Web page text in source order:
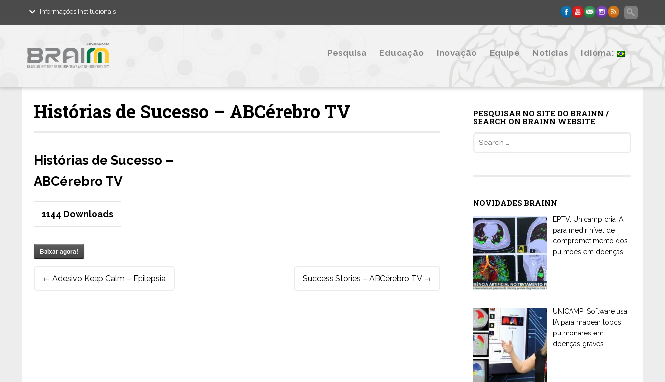
Informações Institucionais
Pesquisa Educação Inovação Equipe Notícias Idioma:
Histórias de Sucesso – ABCérebro TV
Histórias de Sucesso –
ABCérebro TV
1144 Downloads
Baixar agora!
Post
navigation
← Adesivo Keep Calm – Epilepsia Success Stories – ABCérebro TV →
PESQUISAR NO SITE DO BRAINN /
SEARCH ON BRAINN WEBSITE
NOVIDADES BRAINN
EPTV: Unicamp cria IA
para medir nível de
comprometimento dos
pulmões em doenças
UNICAMP: Software usa
IA para mapear lobos
pulmonares em
doenças graves